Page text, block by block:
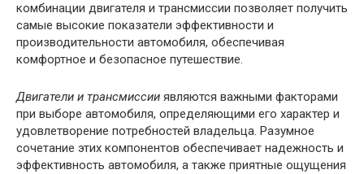
комбинации двигателя и трансмиссии позволяет получить
самые высокие показатели эффективности и
производительности автомобиля, обеспечивая
комфортное и безопасное путешествие.
Двигатели и трансмиссии являются важными факторами
при выборе автомобиля, определяющими его характер и
удовлетворение потребностей владельца. Разумное
сочетание этих компонентов обеспечивает надежность и
эффективность автомобиля, а также приятные ощущения